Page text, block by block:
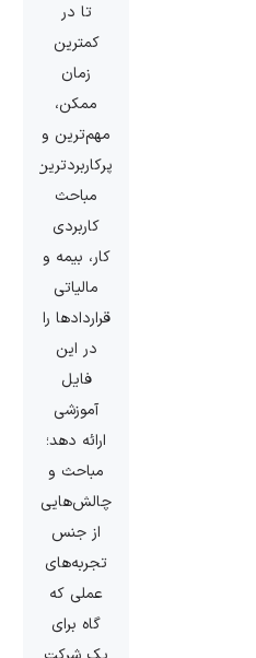
تا در
کمترین
زمان
ممکن،
مهم‌ترین و
پرکاربردترین
مباحث
کاربردی
کار، بیمه و
مالیاتی
قراردادها را
در این
فایل
آموزشی
ارائه دهد؛
مباحث و
چالش‌هایی
از جنس
تجربه‌های
عملی که
گاه برای